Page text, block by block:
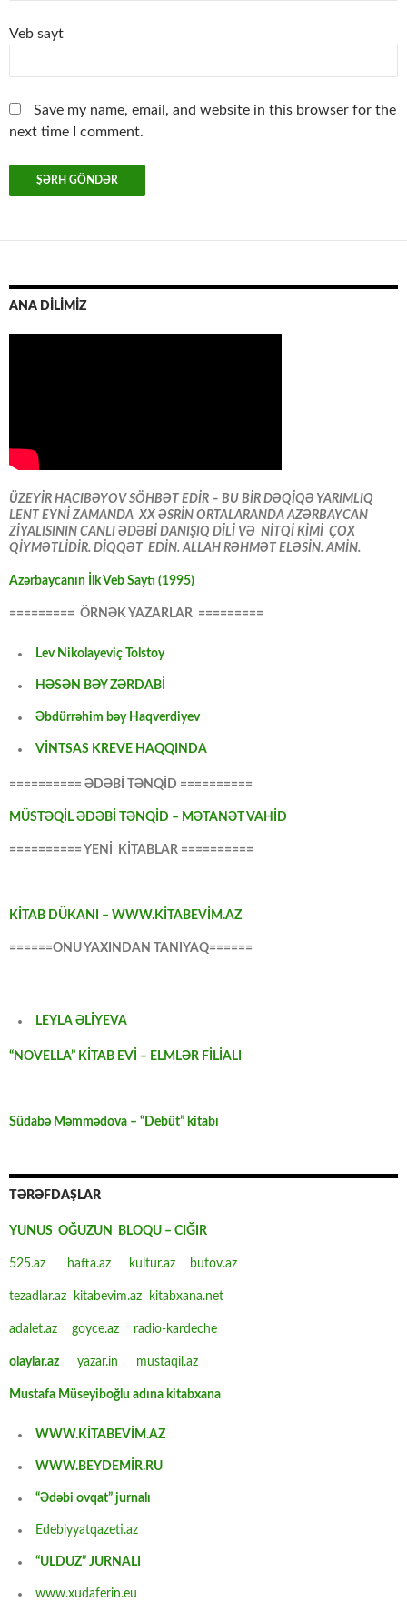
Veb sayt
Save my name, email, and website in this browser for the
next time I comment.
ANA DİLİMİZ
ÜZEYİR HACIBƏYOV SÖHBƏT EDİR – BU BİR DƏQİQƏ YARIMLIQ
LENT EYNİ ZAMANDA XX ƏSRİN ORTALARANDA AZƏRBAYCAN
ZİYALISININ CANLI ƏDƏBİ DANIŞIQ DİLİ VƏ NİTQİ KİMİ ÇOX
QİYMƏTLİDİR. DİQQƏT EDİN. ALLAH RƏHMƏT ELƏSİN. AMİN.
Azərbaycanın İlk Veb Saytı (1995)
========= ÖRNƏK YAZARLAR =========
Lev Nikolayeviç Tolstoy
HƏSƏN BƏY ZƏRDABİ
Əbdürrəhim bəy Haqverdiyev
VİNTSAS KREVE HAQQINDA
========== ƏDƏBİ TƏNQİD ==========
MÜSTƏQİL ƏDƏBİ TƏNQİD – MƏTANƏT VAHİD
========== YENİ KİTABLAR ==========
KİTAB DÜKANI – WWW.KİTABEVİM.AZ
======ONU YAXINDAN TANIYAQ======
LEYLA ƏLİYEVA
“NOVELLA” KİTAB EVİ – ELMLƏR FİLİALI
Südabə Məmmədova – “Debüt” kitabı
TƏRƏFDAŞLAR
YUNUS OĞUZUN BLOQU – CIĞIR
525.az hafta.az kultur.az butov.az
tezadlar.az kitabevim.az kitabxana.net
adalet.az goyce.az radio-kardeche
olaylar.az yazar.in mustaqil.az
Mustafa Müseyiboğlu adına kitabxana
WWW.KİTABEVİM.AZ
WWW.BEYDEMİR.RU
“Ədəbi ovqat” jurnalı
Edebiyyatqazeti.az
“ULDUZ” JURNALI
www.xudaferin.eu